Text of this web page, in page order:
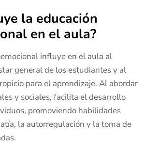
la educación
en el aula?
influye en el aula al
general de los estudiantes y al
para el aprendizaje. Al abordar
y sociales, facilita el desarrollo
promoviendo habilidades
la autorregulación y la toma de